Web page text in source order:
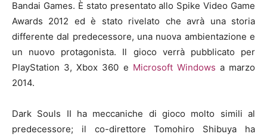
Bandai Games. È stato presentato allo Spike Video Game
Awards 2012 ed è stato rivelato che avrà una storia
differente dal predecessore, una nuova ambientazione e
un nuovo protagonista. Il gioco verrà pubblicato per
PlayStation 3, Xbox 360 e Microsoft Windows a marzo
2014.
Dark Souls II ha meccaniche di gioco molto simili al
predecessore; il co-direttore Tomohiro Shibuya ha